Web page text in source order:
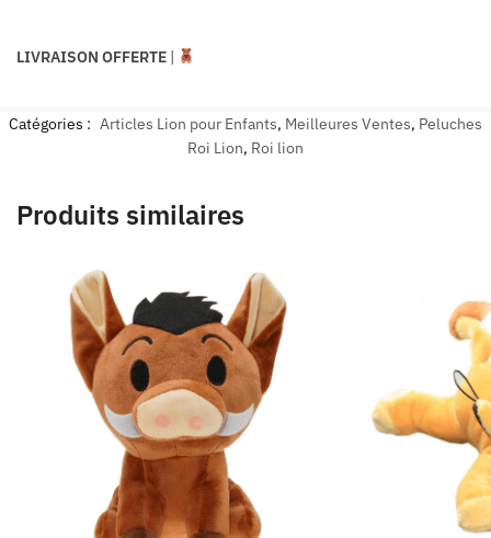
LIVRAISON OFFERTE |
Catégories : Articles Lion pour Enfants, Meilleures Ventes, Peluches
Roi Lion, Roi lion
Produits similaires